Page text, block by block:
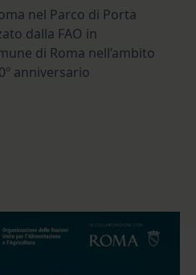
nel Parco di Porta
dalla FAO in
di Roma nell’ambito
anniversario